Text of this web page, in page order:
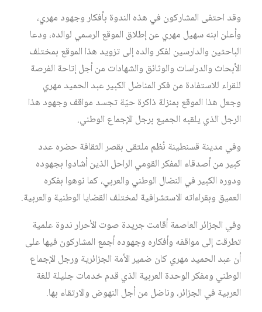
وقد احتفى المشاركون في هذه الندوة بأفكار وجهود مهري،
وأعلن ابنه سهيل مهري عن إطلاق الموقع الرسمي لوالده، ودعا
الباحثين والدارسين لفكر والده إلى تزويد هذا الموقع بمختلف
الأبحاث والدراسات والوثائق والشهادات من أجل إتاحة الفرصة
للقراء للاستفادة من فكر المناضل الكبير عبد الحميد مهري
وجعل هذا الموقع بمنزلة ذاكرة حيّة تجسد مواقف وجهود هذا
الرجل الذي يلقبه الجميع برجل الإجماع الوطني.
وفي مدينة قسنطينة نُظم ملتقى بقصر الثقافة حضره عدد
كبير من أصدقاء المفكر القومي الراحل الذين أشادوا بجهوده
ودوره الكبير في النضال الوطني والعربي، كما نوهوا بفكره
العميق وبقراءاته الاستشرافية لمختلف القضايا الوطنية والعربية.
وفي الجزائر العاصمة أقامت جريدة صوت الأحرار ندوة علمية
تطرقت إلى مواقفه وأفكاره وجهوده أجمع المشاركون فيها على
أن عبد الحميد مهري كان ضمير الأمة الجزائرية ورجل الإجماع
الوطني ومفكر الوحدة العربية الذي قدم خدمات جليلة للغة
العربية في الجزائر، وناضل من أجل النهوض والارتقاء بها.